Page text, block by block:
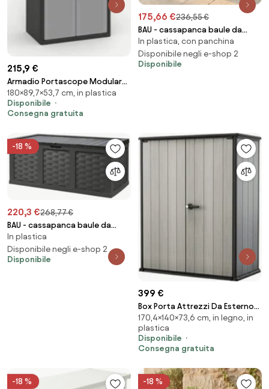
215,9 €
Armadio Portascope Modulare
da Esterno 89,7x53,7x180 cm 2
Ante 4 Ripiani in Polipropilene
Jumbo Cab Grigio e Nero...
180×89,7×53,7 cm, in plastica
Disponibile
Consegna gratuita
175,66 €236,55 €
BAU - cassapanca baule da
esterno
In plastica, con panchina
Disponibile negli e-shop 2
Disponibile
-18 %
220,3 €268,77 €
BAU - cassapanca baule da
esterno
In plastica
Disponibile negli e-shop 2
Disponibile
399 €
Box Porta Attrezzi Da Esterno
In Resina 140x73,6x170,4H Cm
High Store Grigio Effetto Legno
Keter
170,4×140×73,6 cm, in legno, in
plastica
Disponibile
Consegna gratuita
-18 % -18 %